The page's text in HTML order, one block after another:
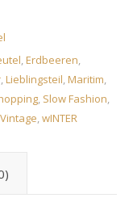
,Erdbeeren,
,Lieblingsteil,Maritim,
, Slow Fashion,
Vintage,wINTER